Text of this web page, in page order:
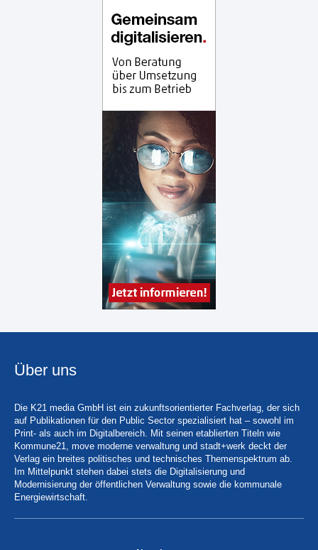
Über uns
Die K21 media GmbH ist ein zukunftsorientierter Fachverlag, der sich
auf Publikationen für den Public Sector spezialisiert hat – sowohl im
Print- als auch im Digitalbereich. Mit seinen etablierten Titeln wie
Kommune21, move moderne verwaltung und stadt+werk deckt der
Verlag ein breites politisches und technisches Themenspektrum ab.
Im Mittelpunkt stehen dabei stets die Digitalisierung und
Modernisierung der öffentlichen Verwaltung sowie die kommunale
Energiewirtschaft.